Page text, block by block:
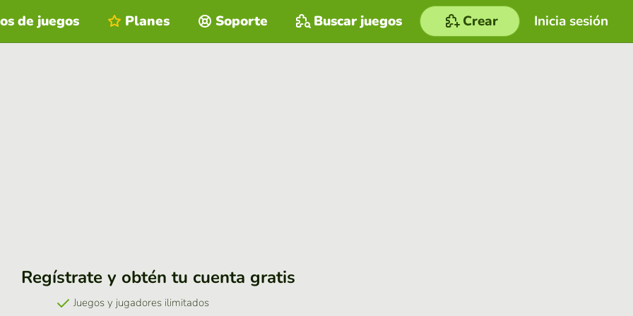
Inicia sesión
de juegos Planes Soporte Buscar juegos Crear
Regístrate y obtén tu cuenta gratis
Juegos y jugadores ilimitados